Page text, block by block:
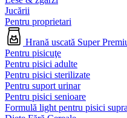
Jucării
Pentru proprietari
Hrană uscată Super
Pentru pisicuţe
Pentru pisici adulte
Pentru pisici sterilizate
Pentru suport urinar
Pentru pisici senioare
Formulă light pentru pisici